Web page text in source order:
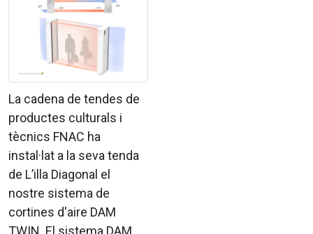
La cadena de tendes de
productes culturals i
tècnics FNAC ha
instal·lat a la seva tenda
de L’illa Diagonal el
nostre sistema de
cortines d'aire DAM
TWIN. El sistema DAM